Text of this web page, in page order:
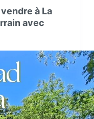
à La
avec